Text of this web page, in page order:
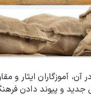
آموزگاران ایثار و
جدید و پیوند دادن